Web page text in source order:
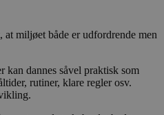
miljøet både er udfordrende men
dannes såvel praktisk som
rutiner, klare regler osv.